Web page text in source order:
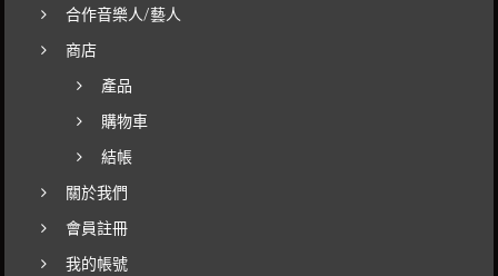
合作音樂人/藝人
商店
產品
購物車
結帳
關於我們
會員註冊
我的帳號